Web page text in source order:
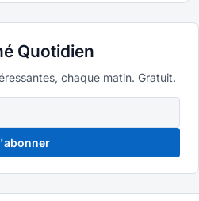
Quotidien
chaque matin. Gratuit.